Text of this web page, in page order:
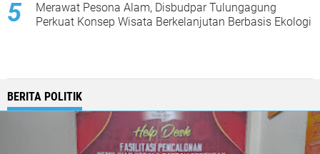
Merawat Pesona Alam, Disbudpar Tulungagung
Perkuat Konsep Wisata Berkelanjutan Berbasis Ekologi
BERITA POLITIK